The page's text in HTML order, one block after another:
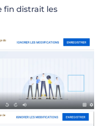
fin distrait les